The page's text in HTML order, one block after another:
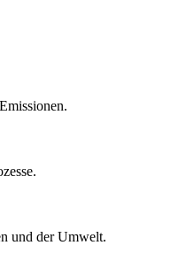
und der Umwelt.